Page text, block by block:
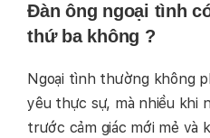
Đàn ông ngoại tình
thứ ba không ?
Ngoại tình thường không
yêu thực sự, mà nhiều khi
trước cảm giác mới mẻ và